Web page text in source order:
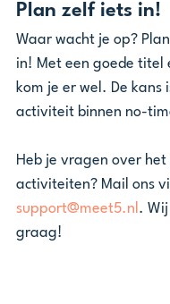
Plan zelf iets in!
Waar wacht je op?
in! Met een goede titel
kom je er wel. De kans
activiteit binnen no-
Heb je vragen over
activiteiten? Mail ons
support@meet5.nl .
graag!